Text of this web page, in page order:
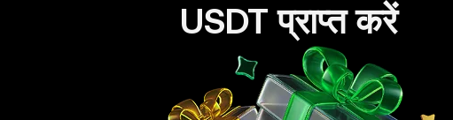
USDT प्राप्त करें